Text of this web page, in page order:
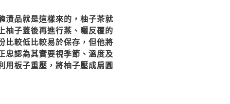
漬品就是這樣來的，柚子茶就
柚子蓋後再進行蒸、曬反覆的
比較低比較易於保存，但他將
忠認為其實要視季節、溫度及
用板子重壓，將柚子壓成扁圓